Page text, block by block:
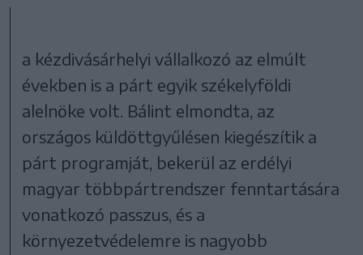
a kézdivásárhelyi vállalkozó az elmúlt
években is a párt egyik székelyföldi
alelnöke volt. Bálint elmondta, az
országos küldöttgyűlésen kiegészítik a
párt programját, bekerül az erdélyi
magyar többpártrendszer fenntartására
vonatkozó passzus, és a
környezetvédelemre is nagyobb